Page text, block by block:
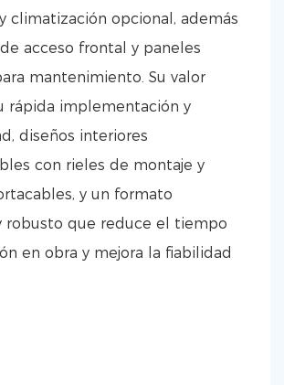
climatización opcional, además
acceso frontal y paneles
mantenimiento. Su valor
rápida implementación y
diseños interiores
con rieles de montaje y
y un formato
robusto que reduce el tiempo
en obra y mejora la fiabilidad